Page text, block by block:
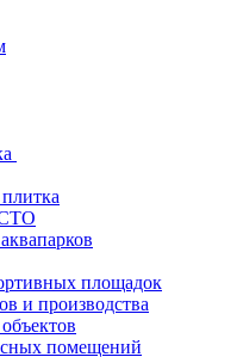
площадок
и производства
помещений